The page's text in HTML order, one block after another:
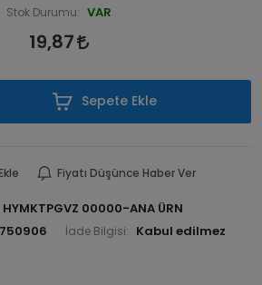
Stok Durumu: VAR
19,87
Sepete Ekle
Fiyatı Düşünce Haber Ver
HYMKTPGVZ 00000-ANA ÜRN
İade Bilgisi: